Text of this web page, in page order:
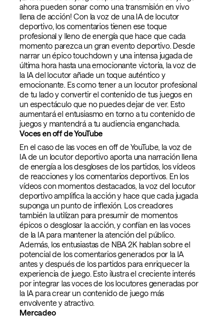
ahora pueden sonar como una transmisión en vivo
llena de acción! Con la voz de una IA de locutor
deportivo, los comentarios tienen ese toque
profesional y lleno de energía que hace que cada
momento parezca un gran evento deportivo. Desde
narrar un épico touchdown y una intensa jugada de
última hora hasta una emocionante victoria, la voz de
la IA del locutor añade un toque auténtico y
emocionante. Es como tener a un locutor profesional
de tu lado y convertir el contenido de tus juegos en
un espectáculo que no puedes dejar de ver. Esto
aumentará el entusiasmo en torno a tu contenido de
juegos y mantendrá a tu audiencia enganchada.
Voces en off de YouTube
En el caso de las voces en off de YouTube, la voz de
IA de un locutor deportivo aporta una narración llena
de energía a los desgloses de los partidos, los vídeos
de reacciones y los comentarios deportivos. En los
vídeos con momentos destacados, la voz del locutor
deportivo amplifica la acción y hace que cada jugada
suponga un punto de inflexión. Los creadores
también la utilizan para presumir de momentos
épicos o desglosar la acción, y confían en las voces
de la IA para mantener la atención del público.
Además, los entusiastas de NBA 2K hablan sobre el
potencial de los comentarios generados por la IA
antes y después de los partidos para enriquecer la
experiencia de juego. Esto ilustra el creciente interés
por integrar las voces de los locutores generadas por
la IA para crear un contenido de juego más
envolvente y atractivo.
Mercadeo